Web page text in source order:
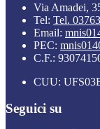
Via Amadei,
Tel: Tel.
Email:
PEC:
C.F.:
CUU:
Seguici su